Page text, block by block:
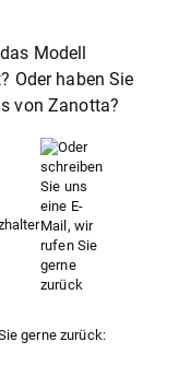
Modell
Oder haben Sie
von Zanotta?
gerne zurück: